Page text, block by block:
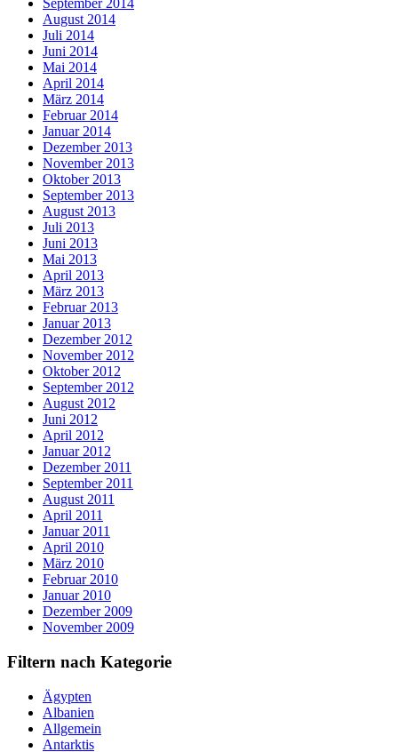
September 2014
August 2014
Juli 2014
Juni 2014
Mai 2014
April 2014
März 2014
Februar 2014
Januar 2014
Dezember 2013
November 2013
Oktober 2013
September 2013
August 2013
Juli 2013
Juni 2013
Mai 2013
April 2013
März 2013
Februar 2013
Januar 2013
Dezember 2012
November 2012
Oktober 2012
September 2012
August 2012
Juni 2012
April 2012
Januar 2012
Dezember 2011
September 2011
August 2011
April 2011
Januar 2011
April 2010
März 2010
Februar 2010
Januar 2010
Dezember 2009
November 2009
Filtern nach Kategorie
Ägypten
Albanien
Allgemein
Antarktis